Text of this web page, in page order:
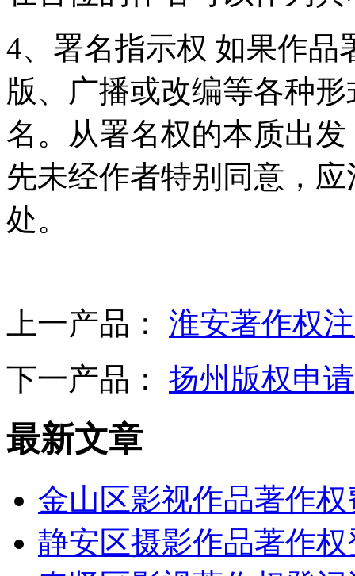
4、署名指示权 如果作品
版、广播或改编等各种
名。从署名权的本质出
先未经作者特别同意，
处。
上一产品： 淮安著作权
下一产品： 扬州版权申请
最新文章
金山区影视作品著作
静安区摄影作品著作